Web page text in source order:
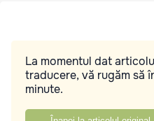
La momentul dat
traducere, vă rugăm să
minute.